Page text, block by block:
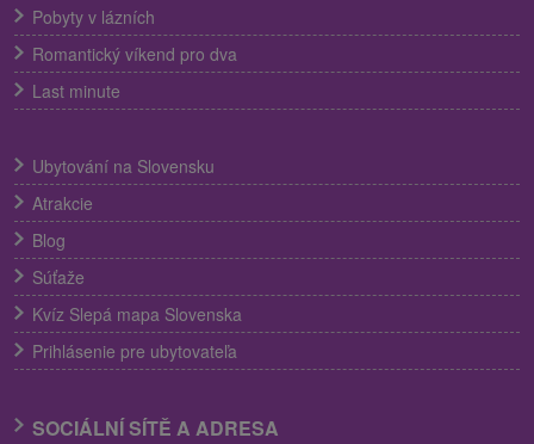
Pobyty v lázních
Romantický víkend pro dva
Last minute
Ubytování na Slovensku
Atrakcie
Blog
Súťaže
Kvíz Slepá mapa Slovenska
Prihlásenie pre ubytovateľa
SOCIÁLNÍ SÍTĚ A ADRESA